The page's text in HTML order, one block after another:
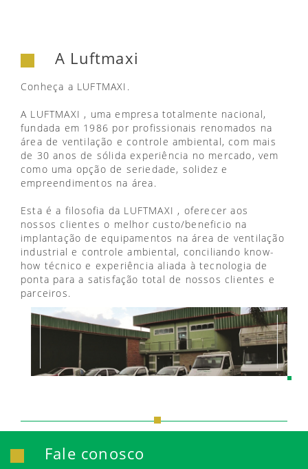
A Luftmaxi
Conheça a LUFTMAXI.
A LUFTMAXI , uma empresa totalmente nacional,
fundada em 1986 por profissionais renomados na
área de ventilação e controle ambiental, com mais
de 30 anos de sólida experiência no mercado, vem
como uma opção de seriedade, solidez e
empreendimentos na área.
Esta é a filosofia da LUFTMAXI , oferecer aos
nossos clientes o melhor custo/beneficio na
implantação de equipamentos na área de ventilação
industrial e controle ambiental, conciliando know-
how técnico e experiência aliada à tecnologia de
ponta para a satisfação total de nossos clientes e
parceiros.
Fale conosco